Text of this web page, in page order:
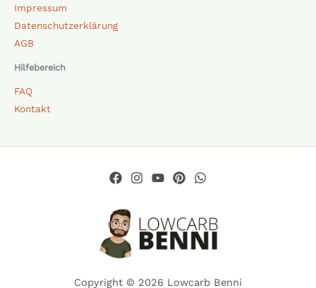
Impressum
Datenschutzerklärung
AGB
Hilfebereich
FAQ
Kontakt
Copyright © 2026 Lowcarb Benni